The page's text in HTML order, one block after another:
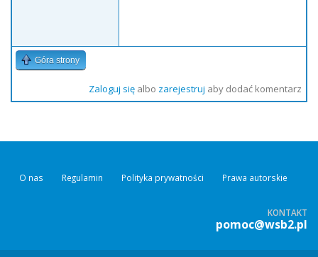
Góra strony
Zaloguj sięalbo zarejestruj aby dodać komentarz
O nas Regulamin Polityka prywatności Prawa autorskie
KONTAKT
pomoc@wsb2.pl